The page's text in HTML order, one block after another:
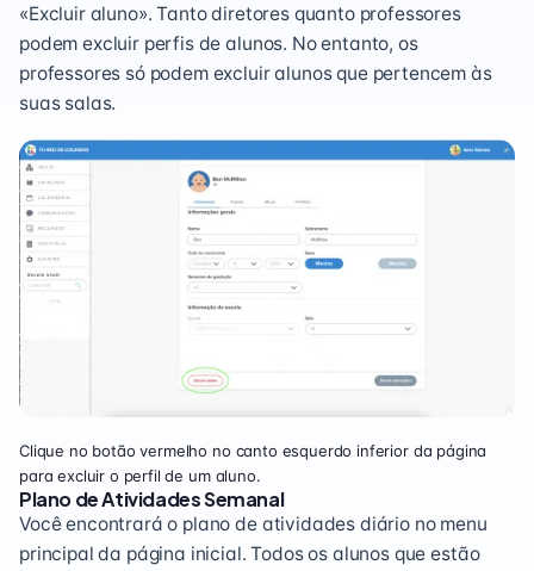
«Excluir aluno». Tanto diretores quanto professores
podem excluir perfis de alunos. No entanto, os
professores só podem excluir alunos que pertencem às
suas salas.
Clique no botão vermelho no canto esquerdo inferior da página
para excluir o perfil de um aluno.
Plano de Atividades Semanal
Você encontrará o plano de atividades diário no menu
principal da página inicial. Todos os alunos que estão